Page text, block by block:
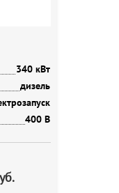
340 кВт
дизель
400 В